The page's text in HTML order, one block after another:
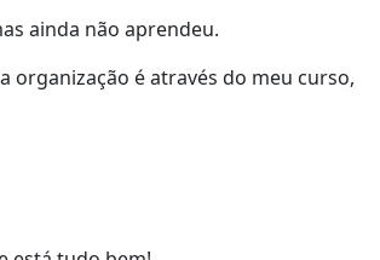
ainda não aprendeu.
organização é através do meu curso,